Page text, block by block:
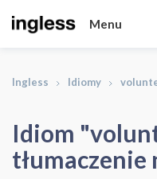
Menu
Ingless Idiomy
Idiom
tłumaczenie